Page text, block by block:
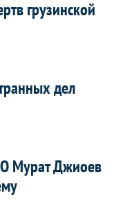
грузинской
дел
Мурат Джиоев